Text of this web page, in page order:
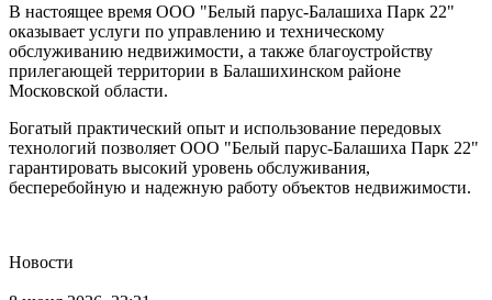
В настоящее время ООО "Белый парус-Балашиха Парк 22"
оказывает услуги по управлению и техническому
обслуживанию недвижимости, а также благоустройству
прилегающей территории в Балашихинском районе
Московской области.
Богатый практический опыт и использование передовых
технологий позволяет ООО "Белый парус-Балашиха Парк 22"
гарантировать высокий уровень обслуживания,
бесперебойную и надежную работу объектов недвижимости.
Новости